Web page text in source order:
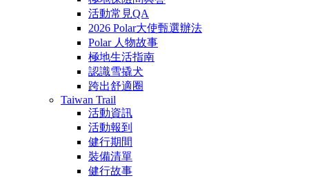
活動常見QA
2026 Polar大使甄選辦法
Polar 人物故事
極地生活指南
認識雪撬犬
跨出舒適圈
Taiwan Trail
活動資訊
活動報到
健行期間
裝備清單
健行故事